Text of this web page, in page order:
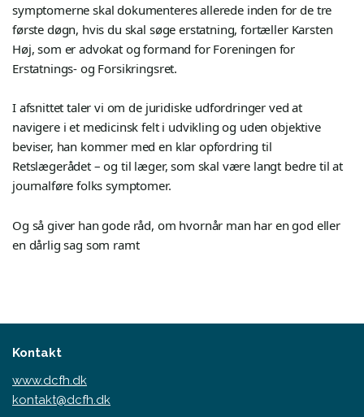
symptomerne skal dokumenteres allerede inden for de tre
første døgn, hvis du skal søge erstatning, fortæller Karsten
Høj, som er advokat og formand for Foreningen for
Erstatnings- og Forsikringsret.
I afsnittet taler vi om de juridiske udfordringer ved at
navigere i et medicinsk felt i udvikling og uden objektive
beviser, han kommer med en klar opfordring til
Retslægerådet – og til læger, som skal være langt bedre til at
journalføre folks symptomer.
Og så giver han gode råd, om hvornår man har en god eller
en dårlig sag som ramt
Kontakt
www.dcfh.dk
kontakt@dcfh.dk